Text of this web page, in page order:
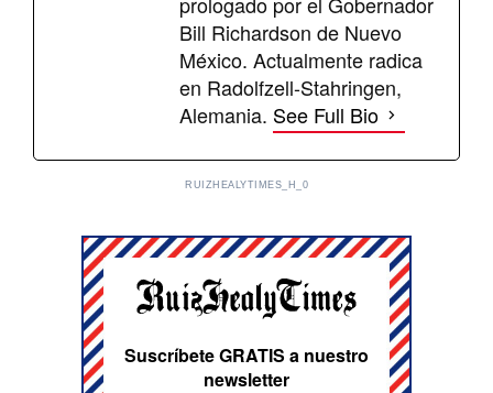
Bill Richardson de Nuevo
México. Actualmente radica
en Radolfzell-Stahringen,
Alemania. See Full Bio
RUIZHEALYTIMES_H_0
Suscríbete GRATIS a nuestro
newsletter